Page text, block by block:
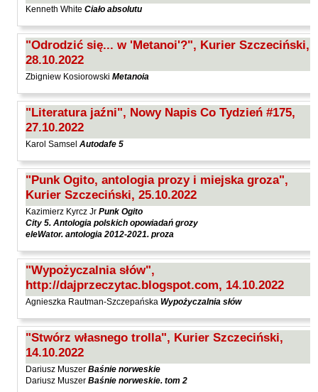
Szopa Łukasz
Szymański Wiesław
Tabaczyński Michał
Tański Paweł
Timoszyk Inka
Tkaczyszyn-Dycki Eugeniusz
Tomicki Grzegorz
Towiańska-Michalska Maria
Trusewicz Michał
Turczyński Andrzej
Twardochleb Bogdan
Ulman Anatol
Wacławiec Krzysztof
Walczak Emilia
Waligórski Miłosz
Waniek Henryk
Warchoł Marek
Kenneth White Ciało absolutu
"Odrodzić się... w 'Metanoi'?", Kurier Szczeciński,
28.10.2022
Zbigniew Kosiorowski Metanoia
"Literatura jaźni", Nowy Napis Co Tydzień #175,
27.10.2022
Karol Samsel Autodafe 5
"Punk Ogito, antologia prozy i miejska groza",
Kurier Szczeciński, 25.10.2022
Kazimierz Kyrcz Jr Punk Ogito
City 5. Antologia polskich opowiadań grozy
eleWator. antologia 2012-2021. proza
"Wypożyczalnia słów",
http://dajprzeczytac.blogspot.com, 14.10.2022
Agnieszka Rautman-Szczepańska Wypożyczalnia słów
"Stwórz własnego trolla", Kurier Szczeciński,
14.10.2022
Dariusz Muszer Baśnie norweskie
Dariusz Muszer Baśnie norweskie. tom 2